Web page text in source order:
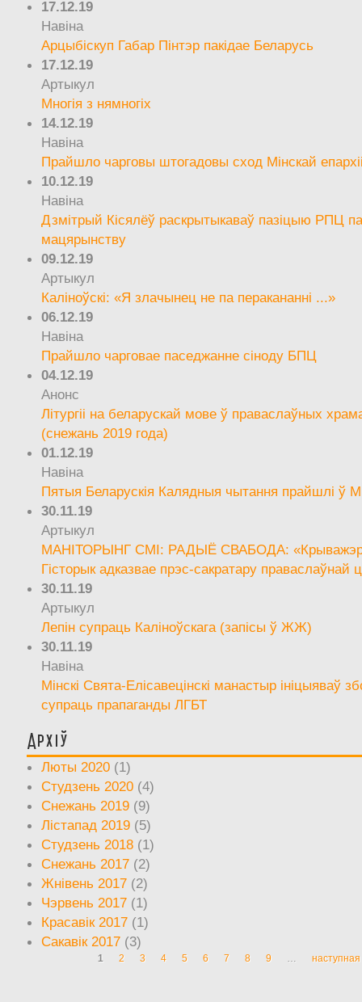
17.12.19
Навіна
Арцыбіскуп Габар Пінтэр пакідае Беларусь
17.12.19
Артыкул
Многія з нямногіх
14.12.19
Навіна
Прайшло чарговы штогадовы сход Мінскай
10.12.19
Навіна
Дзмітрый Кісялёў раскрытыкаваў пазіцыю РПЦ
мацярынству
09.12.19
Артыкул
Каліноўскі: «Я злачынец не па перакананні ...»
06.12.19
Навіна
Прайшло чарговае паседжанне сіноду БПЦ
04.12.19
Анонс
Літургіі на беларускай мове ў праваслаўных
(снежань 2019 года)
01.12.19
Навіна
Пятыя Беларускія Калядныя чытання прайшлі ў
30.11.19
Артыкул
МАНІТОРЫНГ СМІ: РАДЫЁ СВАБОДА:
Гісторык адказвае прэс-сакратару праваслаўнай
30.11.19
Артыкул
Лепін супраць Каліноўскага (запісы ў ЖЖ)
30.11.19
Навіна
Мінскі Свята-Елісавецінскі манастыр ініцыяваў
супраць прапаганды ЛГБТ
Архіў
Люты 2020 (1)
Студзень 2020 (4)
Снежань 2019 (9)
Лістапад 2019 (5)
Студзень 2018 (1)
Снежань 2017 (2)
Жнівень 2017 (2)
Чэрвень 2017 (1)
Красавік 2017 (1)
Сакавік 2017 (3)
Старонкі
1 2 3 4 5 6 7 8 9 … наступная